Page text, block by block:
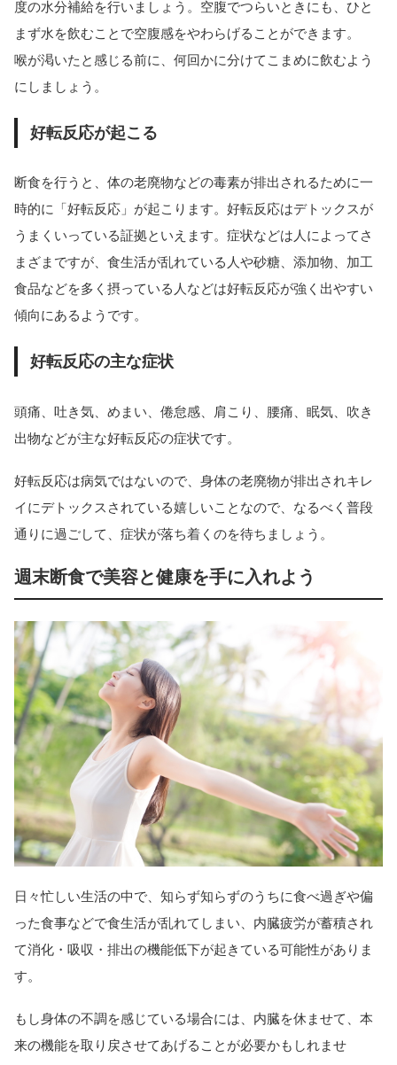
度の水分補給を行いましょう。空腹でつらいときにも、ひと
まず水を飲むことで空腹感をやわらげることができます。
喉が渇いたと感じる前に、何回かに分けてこまめに飲むよう
にしましょう。
好転反応が起こる
断食を行うと、体の老廃物などの毒素が排出されるために一
時的に「好転反応」が起こります。好転反応はデトックスが
うまくいっている証拠といえます。症状などは人によってさ
まざまですが、食生活が乱れている人や砂糖、添加物、加工
食品などを多く摂っている人などは好転反応が強く出やすい
傾向にあるようです。
好転反応の主な症状
頭痛、吐き気、めまい、倦怠感、肩こり、腰痛、眠気、吹き
出物などが主な好転反応の症状です。
好転反応は病気ではないので、身体の老廃物が排出されキレ
イにデトックスされている嬉しいことなので、なるべく普段
通りに過ごして、症状が落ち着くのを待ちましょう。
週末断食で美容と健康を手に入れよう
日々忙しい生活の中で、知らず知らずのうちに食べ過ぎや偏
った食事などで食生活が乱れてしまい、内臓疲労が蓄積され
て消化・吸収・排出の機能低下が起きている可能性がありま
す。
もし身体の不調を感じている場合には、内臓を休ませて、本
来の機能を取り戻させてあげることが必要かもしれませ